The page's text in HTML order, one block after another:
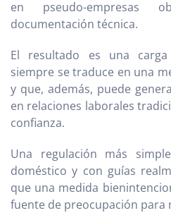
en pseudo-empresas
documentación técnica.
El resultado es una
siempre se traduce en una
y que, además, puede
en relaciones laborales
confianza.
Una regulación más
doméstico y con guías
que una medida
fuente de preocupación para